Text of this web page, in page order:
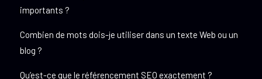
importants ?
Combien de mots dois-je utiliser dans un texte Web ou un
blog ?
Qu’est-ce que le référencement SEO exactement ?